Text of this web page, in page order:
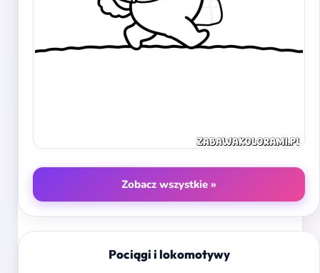
Zobacz wszystkie »
Pociągi i lokomotywy